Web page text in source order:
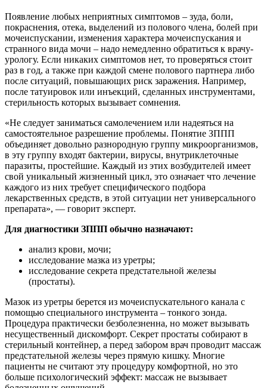
Появление любых неприятных симптомов – зуда, боли,
покраснения, отека, выделений из полового члена, болей при
мочеиспускании, изменения характера мочеиспускания и
странного вида мочи – надо немедленно обратиться к врачу-
урологу. Если никаких симптомов нет, то проверяться стоит
раз в год, а также при каждой смене полового партнера либо
после ситуаций, повышающих риск заражения. Например,
после татуировок или инъекций, сделанных инструментами,
стерильность которых вызывает сомнения.
«Не следует заниматься самолечением или надеяться на
самостоятельное разрешение проблемы. Понятие ЗППП
объединяет довольно разнородную группу микроорганизмов,
в эту группу входят бактерии, вирусы, внутриклеточные
паразиты, простейшие. Каждый из этих возбудителей имеет
свой уникальный жизненный цикл, это означает что лечение
каждого из них требует специфического подбора
лекарственных средств, в этой ситуации нет универсального
препарата», — говорит эксперт.
Для диагностики ЗППП обычно назначают:
анализ крови, мочи;
исследование мазка из уретры;
исследование секрета предстательной железы
(простаты).
Мазок из уретры берется из мочеиспускательного канала с
помощью специального инструмента – тонкого зонда.
Процедура практически безболезненна, но может вызывать
несущественный дискомфорт. Секрет простаты собирают в
стерильный контейнер, а перед забором врач проводит массаж
предстательной железы через прямую кишку. Многие
пациенты не считают эту процедуру комфортной, но это
больше психологический эффект: массаж не вызывает